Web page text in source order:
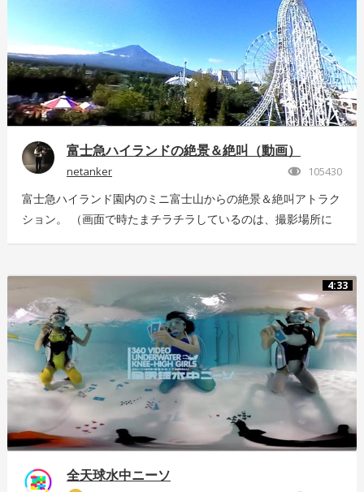
富士急ハイランドの絶景＆絶叫（動画）
netanker 105430
富士急ハイランド園内のミニ富士山からの絶景＆絶叫アトラク
ション。 （画面で時たまチラチラしているのは、撮影場所に
4125-4c14-9883-5751e4eaac33 後日外周を回っている「ドド
ンパ」が「ド・ドドンパ」に変わりました。リニューアル後に
再撮影した映像はこちら
https://store.hacosco.com/movies/4fcb52df-b1c8-41ba-
9e69-c14eef62ea6b
4:33
全天球水中ニーソ